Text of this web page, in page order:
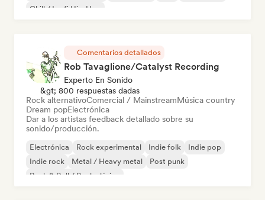
Chill / Lo-fi Hip-Hop
Comentarios detallados
Rob Tavaglione/Catalyst Recording
Experto En Sonido
&gt; 800 respuestas dadas
Rock alternativoComercial / MainstreamMúsica country
Dream popElectrónica
Dar a los artistas feedback detallado sobre su
sonido/producción.
Electrónica Rock experimental Indie folk
Indie pop
Indie rock
Metal / Heavy metal
Post punk
Rock & Roll / Rock clásico